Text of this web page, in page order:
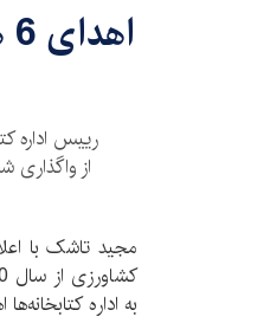
ریيس اداره
از واگذاری
مجید تاشک با
به اداره